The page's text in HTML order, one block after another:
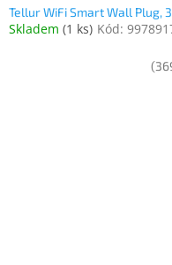
Tellur WiFi Smart Wall Plug,
Skladem (1 ks) Kód: